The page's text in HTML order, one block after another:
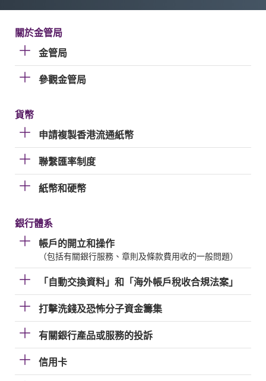
關於金管局
金管局
參觀金管局
貨幣
申請複製香港流通紙幣
聯繫匯率制度
紙幣和硬幣
銀行體系
帳戶的開立和操作
（包括有關銀行服務、章則及條款費用收的一般問題）
「自動交換資料」和「海外帳戶稅收合規法案」
打擊洗錢及恐怖分子資金籌集
有關銀行產品或服務的投訴
信用卡